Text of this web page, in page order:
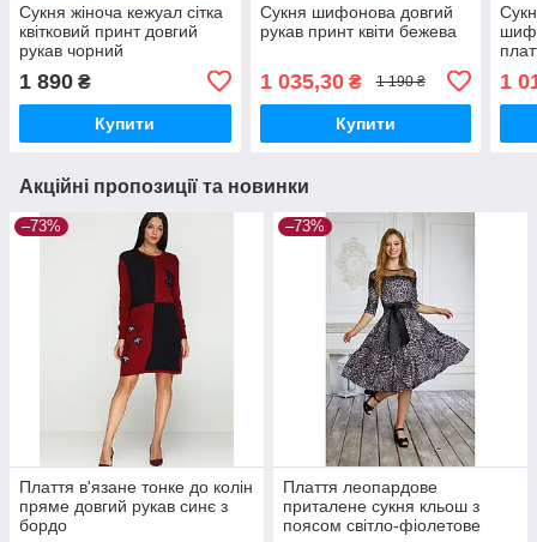
Сукня жіноча кежуал сітка
квітковий принт довгий
рукав чорний
1 890 ₴
Купити
Сукня шифонова довгий
рукав принт квіти бежева
1 035,30₴ 1 190 ₴
Купити
1
Акційні пропозиції та новинки
–73%
Плаття в'язане тонке до колін
пряме довгий рукав синє з
бордо
–73%
Плаття леопардове
приталене сукня кльош з
поясом світло-фіолетове